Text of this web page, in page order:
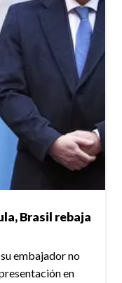
Brasil rebaja
embajador no
en